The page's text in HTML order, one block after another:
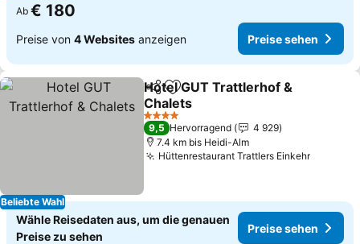
Ab € 180
Preise von 4 Websites anzeigen Preise sehen
Beliebte Wahl
TeilenZu Favoriten hinzufügen
Hotel GUT Trattlerhof &
Chalets
4 Sterne
9,5 Hervorragend
4 929
7.4 km bis Heidi-Alm
Hüttenrestaurant Trattlers Einkehr
Wähle Reisedaten aus, um die genauen
Preise zu sehen
Preise sehen